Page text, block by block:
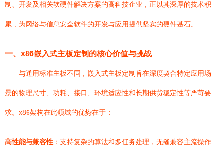
制、开发及相关软硬件解决方案的高科技企业，正以其深厚的技术积
累，为网络与信息安全软件的开发与应用提供坚实的硬件基石。
一、x86嵌入式主板定制的核心价值与挑战
与通用标准主板不同，嵌入式主板定制旨在深度契合特定应用场
景的物理尺寸、功耗、接口、环境适应性和长期供货稳定性等严苛要
求。x86架构在此领域的优势在于：
高性能与兼容性 ：支持复杂的算法和多任务处理，无缝兼容主流操作